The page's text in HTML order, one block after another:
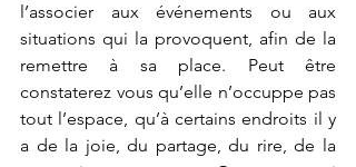
l’associer aux événements ou aux
situations qui la provoquent, afin de la
remettre à sa place. Peut être
constaterez vous qu’elle n’occuppe pas
tout l’espace, qu’à certains endroits il y
a de la joie, du partage, du rire, de la